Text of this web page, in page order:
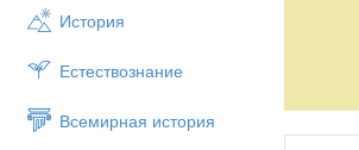
История
Естествознание
Всемирная история